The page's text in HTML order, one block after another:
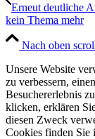
Erneut deutliche
kein Thema mehr
Nach oben
Unsere Website
zu verbessern,
Besuchererlebnis
klicken, erklären
diesen Zweck
Cookies finden Sie